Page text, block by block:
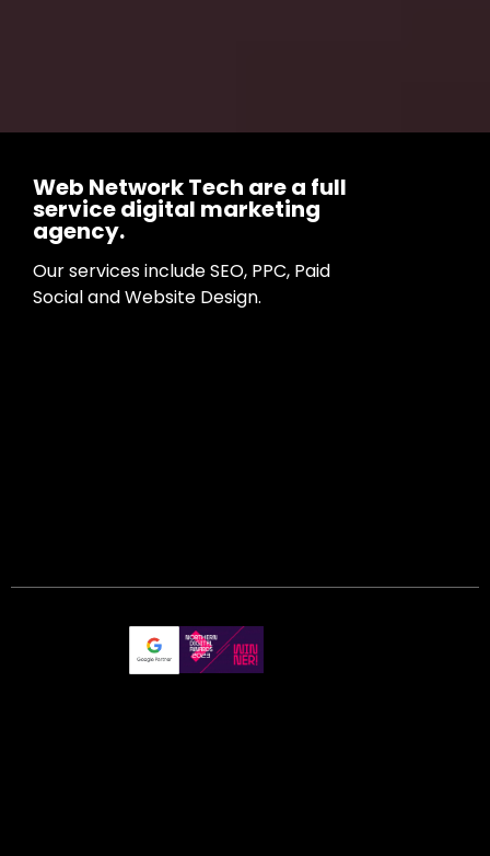
Web Network Tech are a full
service digital marketing
agency.
Our services include SEO, PPC, Paid
Social and Website Design.